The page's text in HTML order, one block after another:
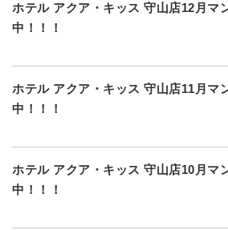
ホテル アクア・キッス 守山店12月マ
中！！！
ホテル アクア・キッス 守山店11月マ
中！！！
ホテル アクア・キッス 守山店10月マ
中！！！